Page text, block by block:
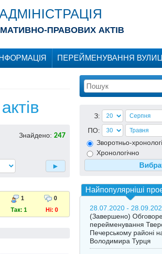
ПРАВОВИХ АКТІВ
ІНФОРМАЦІЯ ПЕРЕЙМЕНУВАННЯ
Знайдено: 247
1
0
Так: 1
Ні: 0
З:
ПО:
Зворотньо-
Хронологiчно
Найпопулярніші
28.07.2020 -
(Завершено)
перейменування
Печерському районі
Володимира Турця